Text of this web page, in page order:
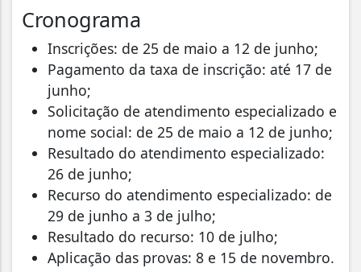
Cronograma
Inscrições: de 25 de maio a 12 de junho;
Pagamento da taxa de inscrição: até 17 de
junho;
Solicitação de atendimento especializado e
nome social: de 25 de maio a 12 de junho;
Resultado do atendimento especializado:
26 de junho;
Recurso do atendimento especializado: de
29 de junho a 3 de julho;
Resultado do recurso: 10 de julho;
Aplicação das provas: 8 e 15 de novembro.